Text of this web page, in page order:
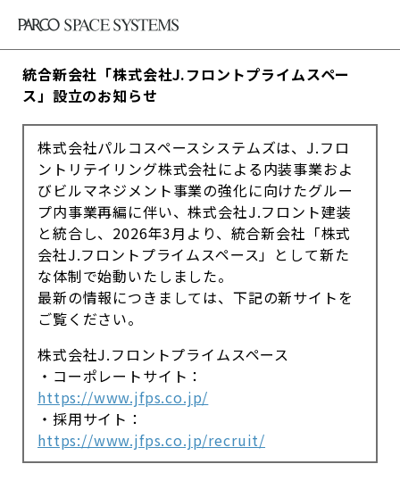
統合新会社「株式会社J.フロントプライムスペー
ス」設立のお知らせ
株式会社パルコスペースシステムズは、J.フロ
ントリテイリング株式会社による内装事業およ
びビルマネジメント事業の強化に向けたグルー
プ内事業再編に伴い、株式会社J.フロント建装
と統合し、2026年3月より、統合新会社「株式
会社J.フロントプライムスペース」として新た
な体制で始動いたしました。
最新の情報につきましては、下記の新サイトを
ご覧ください。
株式会社J.フロントプライムスペース
・コーポレートサイト：
https://www.jfps.co.jp/
・採用サイト：
https://www.jfps.co.jp/recruit/